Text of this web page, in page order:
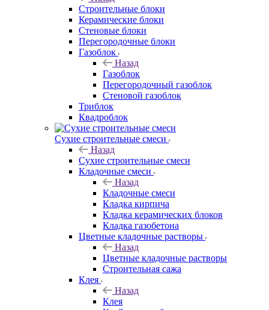
Строительные блоки
Керамические блоки
Стеновые блоки
Перегородочные блоки
Газоблок
Назад
Газоблок
Перегородочный газоблок
Стеновой газоблок
Триблок
Квадроблок
Сухие строительные смеси
Назад
Сухие строительные смеси
Кладочные смеси
Назад
Кладочные смеси
Кладка кирпича
Кладка керамических блоков
Кладка газобетона
Цветные кладочные растворы
Назад
Цветные кладочные растворы
Строительная сажа
Клея
Назад
Клея